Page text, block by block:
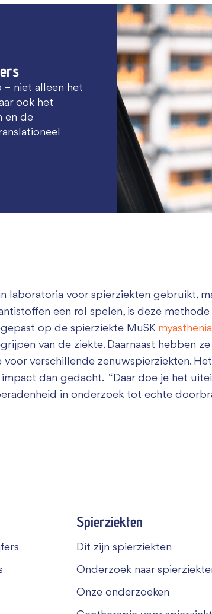
– niet alleen het
ook het
en de
laboratoria voor spierziekten gebruikt,
een rol spelen, is deze
op de spierziekte MuSK
van de ziekte. Daarnaast hebben
verschillende zenuwspierziekten.
dan gedacht. “Daar doe je het
in onderzoek tot echte
Spierziekten
Dit zijn spierziekten
Onderzoek naar
Onze onderzoeken